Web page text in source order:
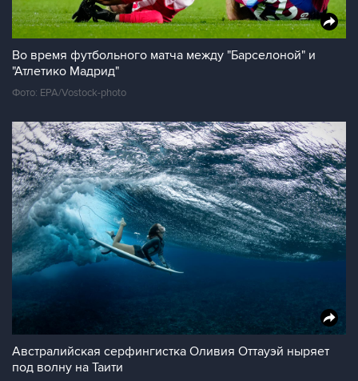
Во время футбольного матча между "Барселоной" и
"Атлетико Мадрид"
Фото: EPA/Vostock-photo
Австралийская серфингистка Оливия Оттауэй ныряет
под волну на Таити